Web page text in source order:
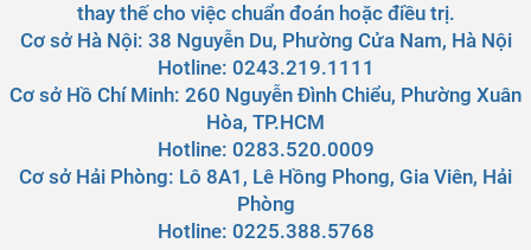
thay thế cho việc chuẩn đoán hoặc điều trị.
Cơ sở Hà Nội: 38 Nguyễn Du, Phường Cửa Nam, Hà Nội
Hotline: 0243.219.1111
Cơ sở Hồ Chí Minh: 260 Nguyễn Đình Chiểu, Phường Xuân
Hòa, TP.HCM
Hotline: 0283.520.0009
Cơ sở Hải Phòng: Lô 8A1, Lê Hồng Phong, Gia Viên, Hải
Phòng
Hotline: 0225.388.5768